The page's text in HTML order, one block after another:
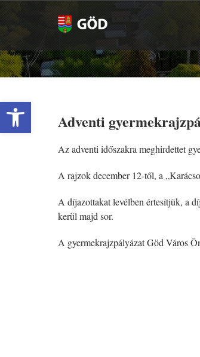
Eszköztár megnyitása
Adventi
Az adventi időszakra meghirdettet
A rajzok december 12-től, a
A díjazottakat levélben értesítjük, a
kerül majd sor.
A gyermekrajzpályázat Göd Város